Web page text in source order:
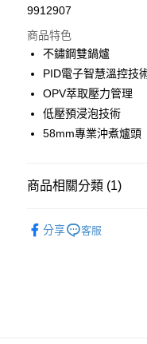
9912907
商品特色
不鏽鋼雙鍋爐
PID電子智慧溫控技
OPV萃取壓力管理
低壓預浸泡技術
58mm專業沖煮爐頭
商品相關分類 (1)
分享
客服